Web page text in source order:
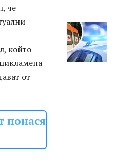
че
който
от
понася